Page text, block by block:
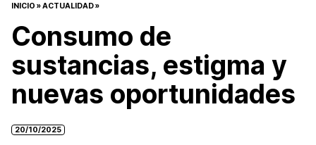
INICIO »ACTUALIDAD»
Consumo de
sustancias, estigma y
nuevas oportunidades
20/10/2025